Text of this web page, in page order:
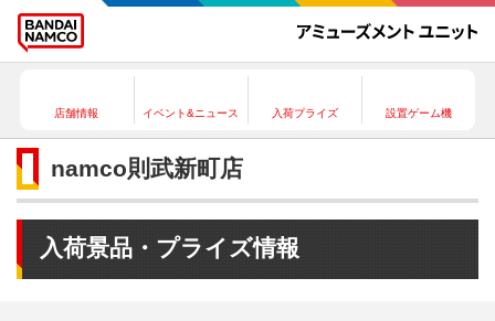
店舗情報 イベント&ニュース 入荷プライズ 設置ゲーム機
namco則武新町店
入荷景品・プライズ情報